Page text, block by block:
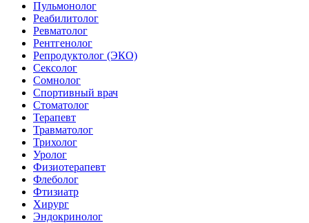
Пульмонолог
Реабилитолог
Ревматолог
Рентгенолог
Репродуктолог (ЭКО)
Сексолог
Сомнолог
Спортивный врач
Стоматолог
Терапевт
Травматолог
Трихолог
Уролог
Физиотерапевт
Флеболог
Фтизиатр
Хирург
Эндокринолог